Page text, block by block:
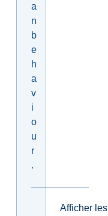
a
n
b
e
h
a
v
i
o
u
r
.
Afficher les